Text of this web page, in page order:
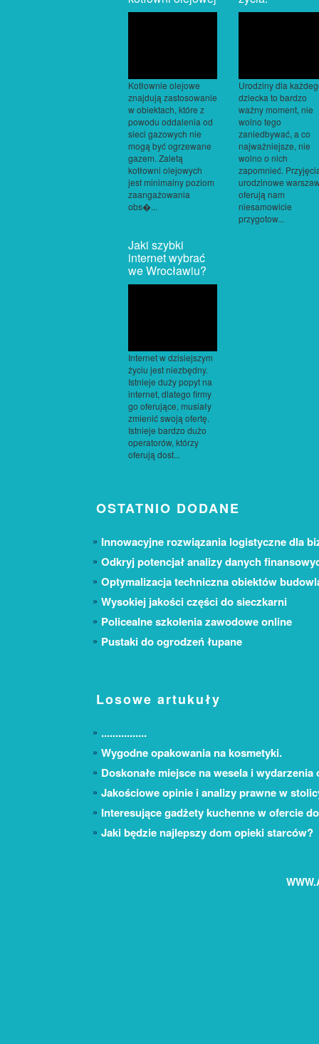
Kotłownie olejowe
znajdują zastosowanie
w obiektach, które z
powodu oddalenia od
sieci gazowych nie
mogą być ogrzewane
gazem. Zaletą
kotłowni olejowych
jest minimalny poziom
zaangażowania
obs�...
Urodziny dla
dziecka to bardzo
ważny moment, nie
wolno tego
zaniedbywać, a co
najważniejsze, nie
wolno o nich
zapomnieć.
urodzinowe
oferują nam
niesamowicie
przygotow...
Jaki szybki
internet wybrać
we Wrocławiu?
Internet w dzisiejszym
życiu jest niezbędny.
Istnieje duży popyt na
internet, dlatego firmy
go oferujące, musiały
zmienić swoją ofertę.
Istnieje bardzo dużo
operatorów, którzy
oferują dost...
OSTATNIO DODANE
Innowacyjne rozwiązania logistyczne dla
Odkryj potencjał analizy danych
Optymalizacja techniczna obiektów
Wysokiej jakości części do sieczkarni
Policealne szkolenia zawodowe online
Pustaki do ogrodzeń łupane
Losowe artukuły
................
Wygodne opakowania na kosmetyki.
Doskonałe miejsce na wesela i
Jakościowe opinie i analizy prawne w
Interesujące gadżety kuchenne w ofercie
Jaki będzie najlepszy dom opieki starców?